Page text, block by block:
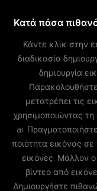
Κατά πάσα
Κάντε κλικ στην
διαδικασία
δημιουργία
μετατρέπει τις
χρησιμοποιώντας
ai.
ποιότητα εικόνας σε
εικόνες. Μάλλον
βίντεο από
Δημιουργήστε